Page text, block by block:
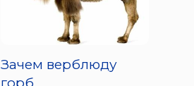
Зачем верблюду
горб